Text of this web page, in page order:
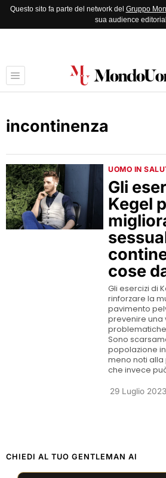
Questo sito fa parte del network del Gruppo
sua audience
incontinenza
UOMO IN
Gli
Kegel
cose
Gli esercizi di
rinforzare la
pavimento
prevenire una
Sono
popolazione
meno noti
che invece
29 Luglio 2023
CHIEDI AL TUO GENTLEMAN AI